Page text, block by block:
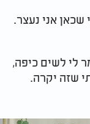
אני נעצר.
לי לשים כיפה,
שזה יקרה.